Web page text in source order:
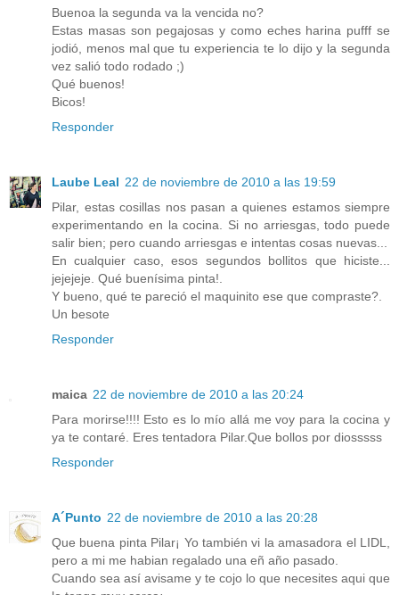
Buenoa la segunda va la vencida no?
Estas masas son pegajosas y como eches harina pufff se
jodió, menos mal que tu experiencia te lo dijo y la segunda
vez salió todo rodado ;)
Qué buenos!
Bicos!
Responder
Laube Leal 22 de noviembre de 2010 a las 19:59
Pilar, estas cosillas nos pasan a quienes estamos siempre
experimentando en la cocina. Si no arriesgas, todo puede
salir bien; pero cuando arriesgas e intentas cosas nuevas...
En cualquier caso, esos segundos bollitos que hiciste...
jejejeje. Qué buenísima pinta!.
Y bueno, qué te pareció el maquinito ese que compraste?.
Un besote
Responder
maica 22 de noviembre de 2010 a las 20:24
Para morirse!!!! Esto es lo mío allá me voy para la cocina y
ya te contaré. Eres tentadora Pilar.Que bollos por diosssss
Responder
A´Punto 22 de noviembre de 2010 a las 20:28
Que buena pinta Pilar¡ Yo también vi la amasadora el LIDL,
pero a mi me habian regalado una eñ año pasado.
Cuando sea así avisame y te cojo lo que necesites aqui que